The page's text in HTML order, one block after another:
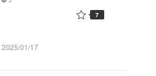
2025/01/17
7